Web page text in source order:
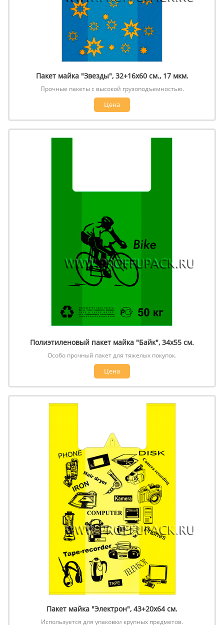
Пакет майка "Звезды", 32+16х60 см., 17 мкм.
Прочные пакеты с высокой грузоподъемностью.
Цена
Полиэтиленовый пакет майка "Байк", 34х55 см.
Особо прочный пакет для тяжелых покупок.
Цена
Пакет майка "Электрон", 43+20х64 см.
Используется для упаковки крупных предметов.